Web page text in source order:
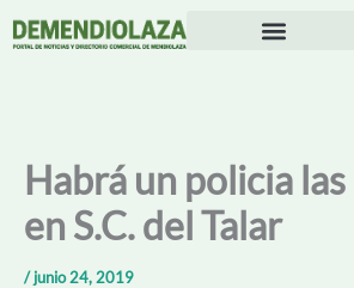
Habrá un policia
en S.C. del Talar
/junio 24, 2019